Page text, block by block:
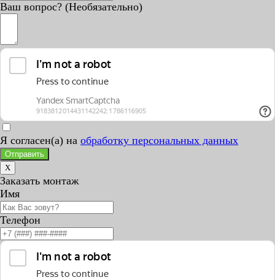
Ваш вопрос? (Необязательно)
Я согласен(а) на обработку персональных данных
Отправить
X
Заказать монтаж
Имя
Телефон